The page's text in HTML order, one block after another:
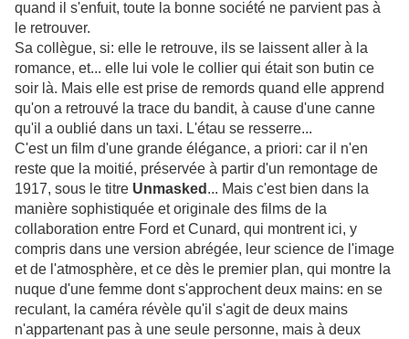
quand il s'enfuit, toute la bonne société ne parvient pas à
le retrouver.
Sa collègue, si: elle le retrouve, ils se laissent aller à la
romance, et... elle lui vole le collier qui était son butin ce
soir là. Mais elle est prise de remords quand elle apprend
qu'on a retrouvé la trace du bandit, à cause d'une canne
qu'il a oublié dans un taxi. L'étau se resserre...
C'est un film d'une grande élégance, a priori: car il n'en
reste que la moitié, préservée à partir d'un remontage de
1917, sous le titre Unmasked ... Mais c'est bien dans la
manière sophistiquée et originale des films de la
collaboration entre Ford et Cunard, qui montrent ici, y
compris dans une version abrégée, leur science de l'image
et de l'atmosphère, et ce dès le premier plan, qui montre la
nuque d'une femme dont s'approchent deux mains: en se
reculant, la caméra révèle qu'il s'agit de deux mains
n'appartenant pas à une seule personne, mais à deux